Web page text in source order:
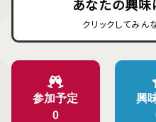
あなたの興味
クリックしてみん
参加予定
0
興